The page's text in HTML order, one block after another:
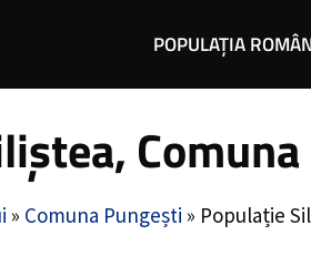
POPULAȚIA
» Comuna Pungești » Populație